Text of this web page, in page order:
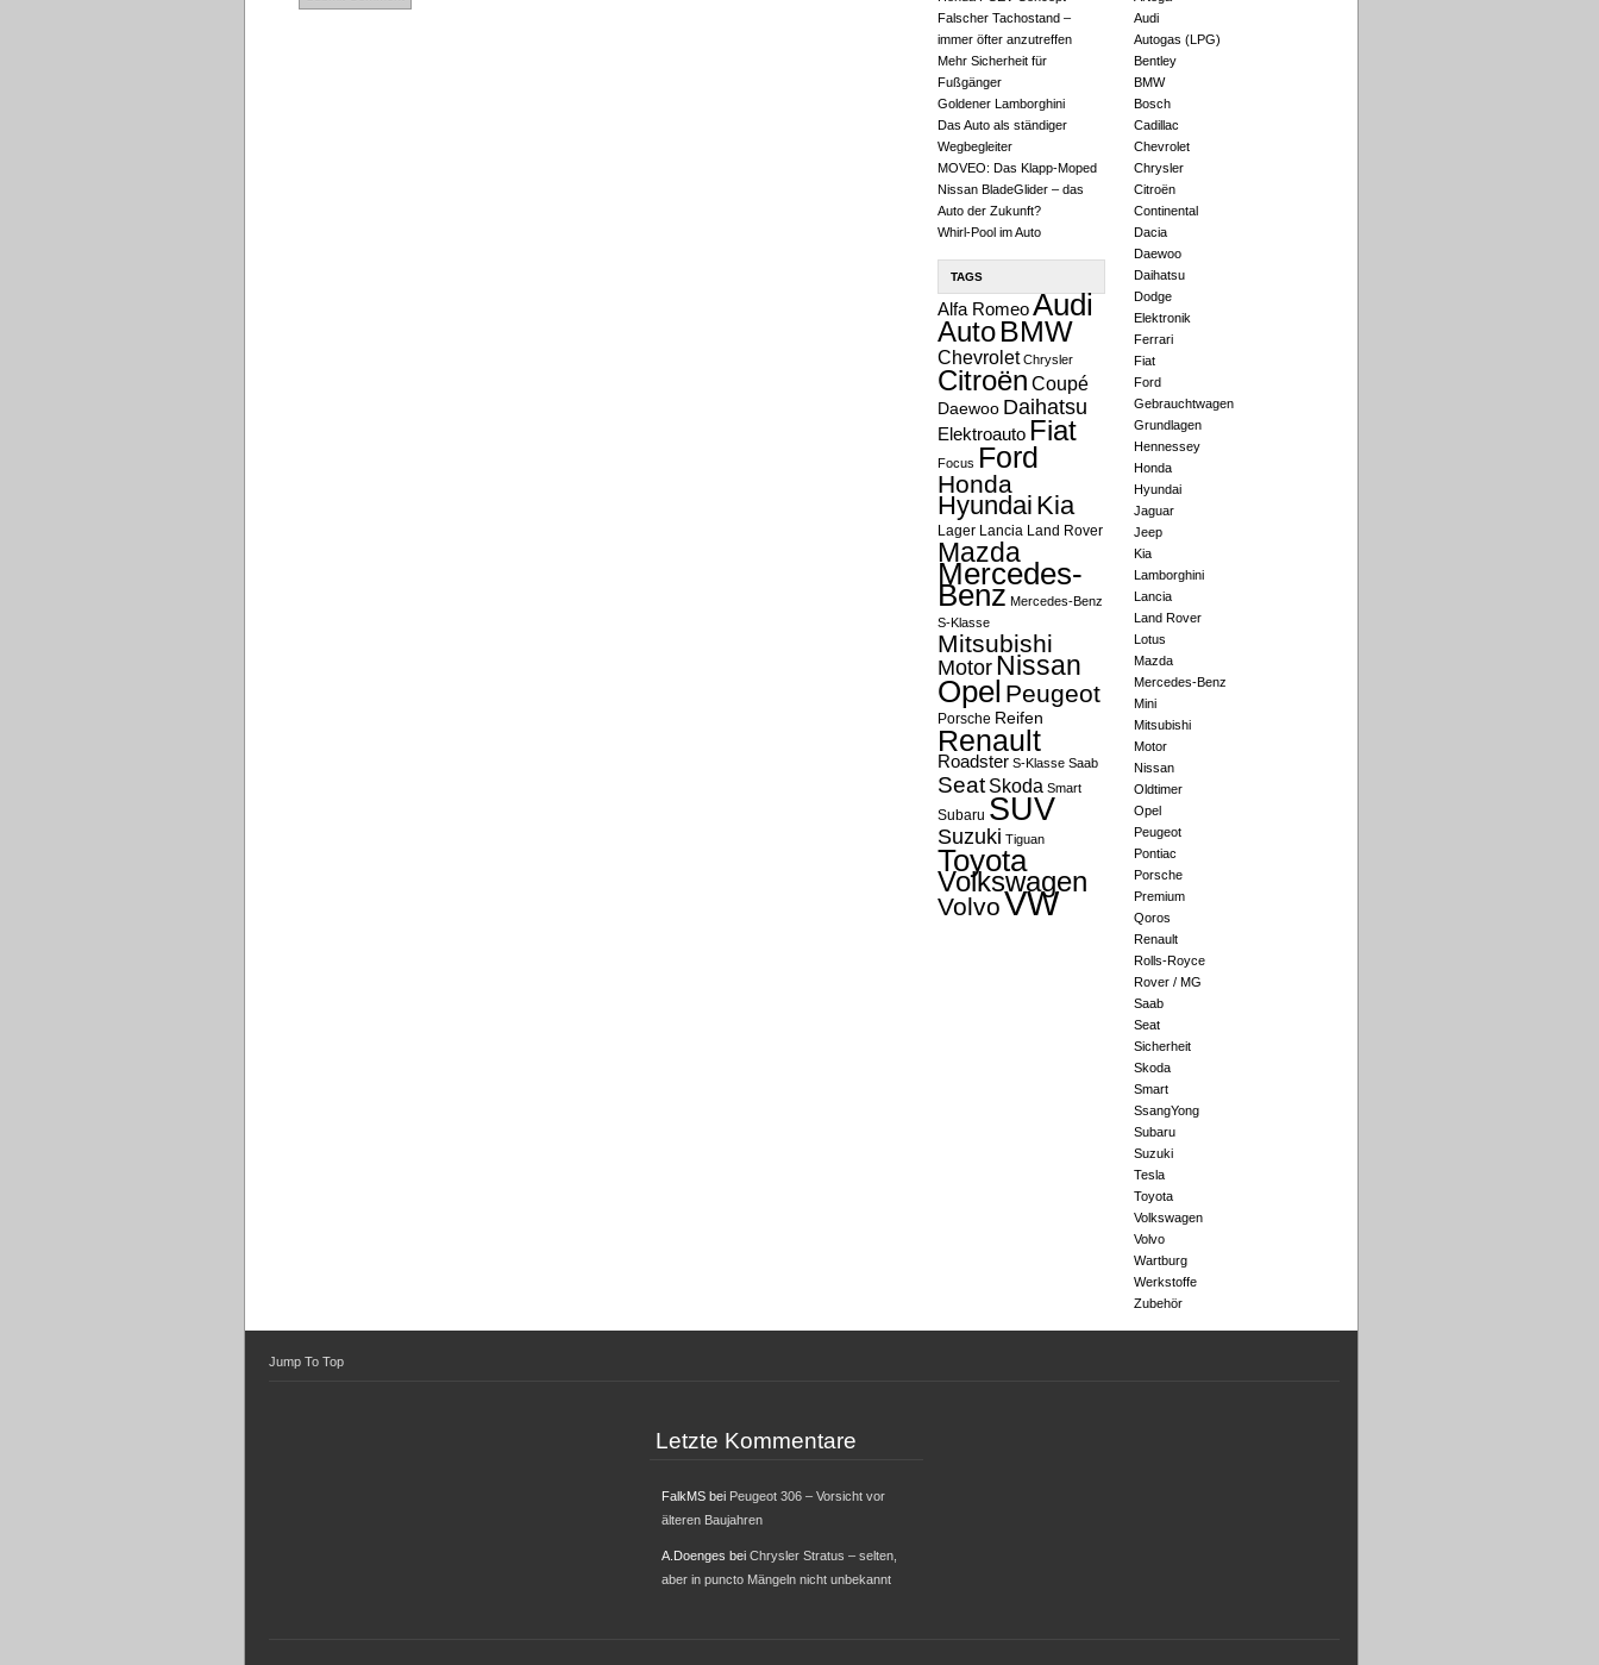
Falscher Tachostand –
immer öfter anzutreffen
Mehr Sicherheit für
Fußgänger
Goldener Lamborghini
Das Auto als ständiger
Wegbegleiter
MOVEO: Das Klapp-Moped
Nissan BladeGlider – das
Auto der Zukunft?
Whirl-Pool im Auto
TAGS
Alfa RomeoAudi
Auto BMW
Chevrolet Chrysler
Citroën Coupé
Daewoo Daihatsu
Elektroauto Fiat
Focus Ford
Honda
Hyundai Kia
Lager Lancia Land Rover
Mazda
Mercedes-
Benz Mercedes-Benz
S-Klasse
Mitsubishi
Motor Nissan
Opel Peugeot
Porsche Reifen
Renault
Roadster S-Klasse Saab
Seat Skoda Smart
Subaru SUV
Suzuki Tiguan
Toyota
Volkswagen
VolvoVW
Audi
Autogas (LPG)
Bentley
BMW
Bosch
Cadillac
Chevrolet
Chrysler
Citroën
Continental
Dacia
Daewoo
Daihatsu
Dodge
Elektronik
Ferrari
Fiat
Ford
Gebrauchtwagen
Grundlagen
Hennessey
Honda
Hyundai
Jaguar
Jeep
Kia
Lamborghini
Lancia
Land Rover
Lotus
Mazda
Mercedes-Benz
Mini
Mitsubishi
Motor
Nissan
Oldtimer
Opel
Peugeot
Pontiac
Porsche
Premium
Qoros
Renault
Rolls-Royce
Rover / MG
Saab
Seat
Sicherheit
Skoda
Smart
SsangYong
Subaru
Suzuki
Tesla
Toyota
Volkswagen
Volvo
Wartburg
Werkstoffe
Zubehör
Jump To Top
Letzte Kommentare
FalkMSbei Peugeot 306 – Vorsicht vor
älteren Baujahren
A.Doenges bei Chrysler Stratus – selten,
aber in puncto Mängeln nicht unbekannt